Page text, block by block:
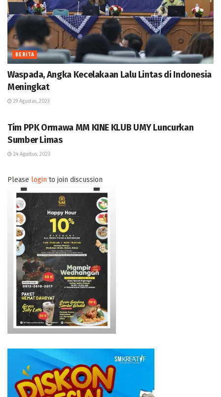
BERITA
Waspada, Angka Kecelakaan Lalu Lintas di Indonesia
Meningkat
29 Agustus, 2023
Tim PPK Ormawa MM KINE KLUB UMY Luncurkan
Sumber Limas
24 Agustus, 2023
Please login to join discussion